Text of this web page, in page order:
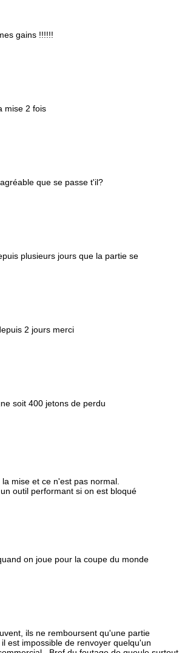
gains !!!!!!
mise 2 fois
que se passe t'il?
plusieurs jours que la partie se
2 jours merci
soit 400 jetons de perdu
mise et ce n'est pas normal.
outil performant si on est bloqué
on joue pour la coupe du monde
ils ne remboursent qu'une partie
est impossible de renvoyer quelqu'un